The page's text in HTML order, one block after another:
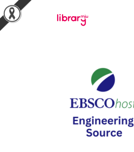
RESEARCH TOOLS &
COLLECTIONS
SERVICES & HELP
ABOUT THE LIBRARY
สายตรงผู้อำนวยการ